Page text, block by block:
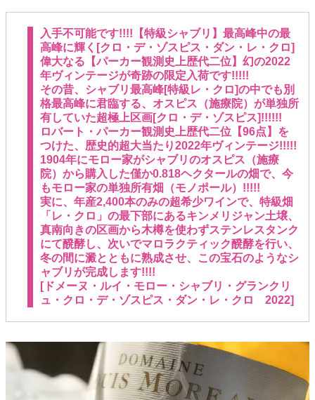
入手不可能です!!!!【特級シャブリ】最高峰中の最
高峰に輝く[クロ・デ・ゾスピス・ダン・レ・クロ]
偉大なる【パーカー観測史上歴代二位】幻の2022
年ヴィンテージが奇跡の限定入荷です!!!!!
その昔、シャブリ最高峰[特級レ・クロ]の中でも別
格最高峰に君臨する、オスピス（施療院）が単独所
有していた超極上区画[クロ・デ・ゾスピス]!!!!!!
ロバート・パーカー観測史上歴代二位【96点】を
つけた、歴史的超大当たり2022年ヴィンテージ!!!!!
1904年にモロー家がシャブリのオスピス（施療
院）から購入した僅か0.818ヘクタールの畑で、今
もモロー家の単独所有畑（モノポール）!!!!!
実に、年産2,400本のみの超希少ワインで、特級畑
「レ・クロ」の最下部にあるキンメリジャン土壌、
真南向きの区画から木樽を使わずステンレスタンク
にて醗酵し、次いでマロラクティック醗酵を行い、
冬の間に澱とともに熟成させ、この宝石のようなシ
ャブリが完成します!!!!
[ドメーヌ・ルイ・モロー・シャブリ・グランクリ
ュ・クロ・デ・ゾスピス・ダン・レ・クロ 2022]